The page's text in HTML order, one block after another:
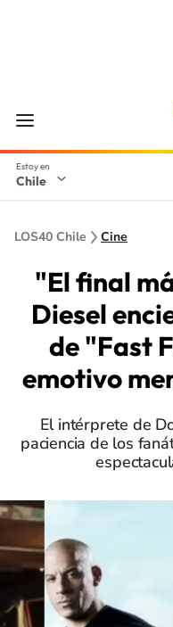
Chile
LOS40 Chile Cine
"El final
Diesel
de "Fast
emotivo
El intérprete de
paciencia de los